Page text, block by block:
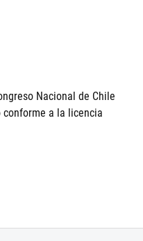
Nacional de Chile
a la licencia